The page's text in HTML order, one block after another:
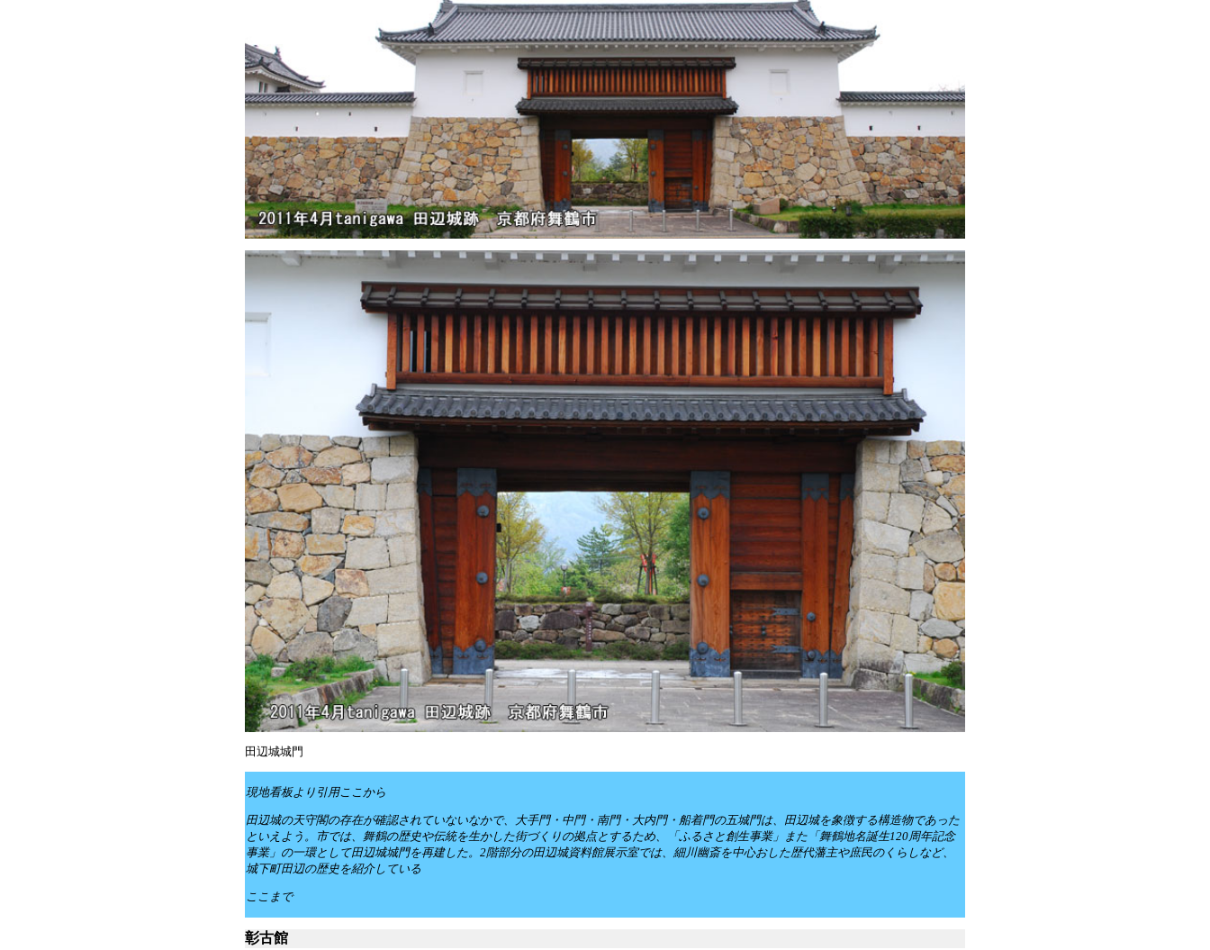
田辺城城門
現地看板より引用ここから
田辺城の天守閣の存在が確認されていないなかで、大手門・中門・南門・大内門・船着門の五城門は、田辺城を象徴する構造物であった
といえよう。市では、舞鶴の歴史や伝統を生かした街づくりの拠点とするため、「ふるさと創生事業」また「舞鶴地名誕生120周年記念
事業」の一環として田辺城城門を再建した。2階部分の田辺城資料館展示室では、細川幽斎を中心おした歴代藩主や庶民のくらしなど、
城下町田辺の歴史を紹介している
ここまで
彰古館